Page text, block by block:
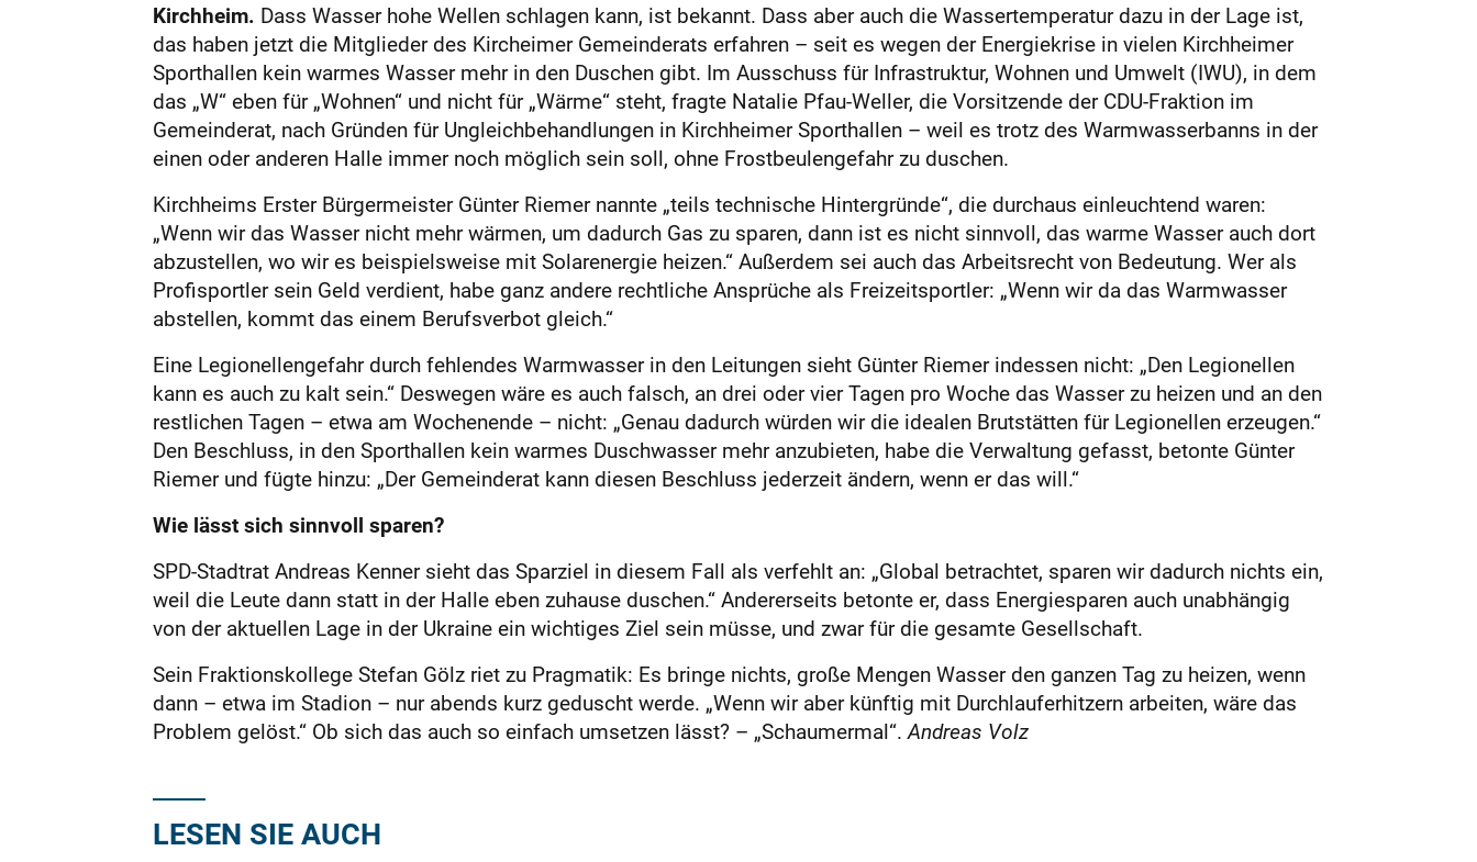
Kirchheim. Dass Wasser hohe Wellen schlagen kann, ist bekannt. Dass aber auch die Wassertemperatur dazu in der Lage ist,
das haben jetzt die Mitglieder des Kircheimer Gemeinderats erfahren – seit es wegen der Energiekrise in vielen Kirchheimer
Sporthallen kein warmes Wasser mehr in den Duschen gibt. Im Ausschuss für Infrastruktur, Wohnen und Umwelt (IWU), in dem
das „W“ eben für „Wohnen“ und nicht für „Wärme“ steht, fragte Natalie Pfau-Weller, die Vorsitzende der CDU-Fraktion im
Gemeinderat, nach Gründen für Ungleichbehandlungen in Kirchheimer Sporthallen – weil es trotz des Warmwasserbanns in der
einen oder anderen Halle immer noch möglich sein soll, ohne Frostbeulengefahr zu duschen.
Kirchheims Erster Bürgermeister Günter Riemer nannte „teils technische Hintergründe“, die durchaus einleuchtend waren:
„Wenn wir das Wasser nicht mehr wärmen, um dadurch Gas zu sparen, dann ist es nicht sinnvoll, das warme Wasser auch dort
abzustellen, wo wir es beispielsweise mit Solarenergie heizen.“ Außerdem sei auch das Arbeitsrecht von Bedeutung. Wer als
Profisportler sein Geld verdient, habe ganz andere rechtliche Ansprüche als Freizeitsportler: „Wenn wir da das Warmwasser
abstellen, kommt das einem Berufsverbot gleich.“
Eine Legionellengefahr durch fehlendes Warmwasser in den Leitungen sieht Günter Riemer indessen nicht: „Den Legionellen
kann es auch zu kalt sein.“ Deswegen wäre es auch falsch, an drei oder vier Tagen pro Woche das Wasser zu heizen und an den
restlichen Tagen – etwa am Wochenende – nicht: „Genau dadurch würden wir die idealen Brutstätten für Legionellen erzeugen.“
Den Beschluss, in den Sporthallen kein warmes Duschwasser mehr anzubieten, habe die Verwaltung gefasst, betonte Günter
Riemer und fügte hinzu: „Der Gemeinderat kann diesen Beschluss jederzeit ändern, wenn er das will.“
Wie lässt sich sinnvoll sparen?
SPD-Stadtrat Andreas Kenner sieht das Sparziel in diesem Fall als verfehlt an: „Global betrachtet, sparen wir dadurch nichts ein,
weil die Leute dann statt in der Halle eben zuhause duschen.“ Andererseits betonte er, dass Energiesparen auch unabhängig
von der aktuellen Lage in der Ukraine ein wichtiges Ziel sein müsse, und zwar für die gesamte Gesellschaft.
Sein Fraktionskollege Stefan Gölz riet zu Pragmatik: Es bringe nichts, große Mengen Wasser den ganzen Tag zu heizen, wenn
dann – etwa im Stadion – nur abends kurz geduscht werde. „Wenn wir aber künftig mit Durchlauferhitzern arbeiten, wäre das
Problem gelöst.“ Ob sich das auch so einfach umsetzen lässt? – „Schaumermal“.Andreas Volz
LESEN SIE AUCH